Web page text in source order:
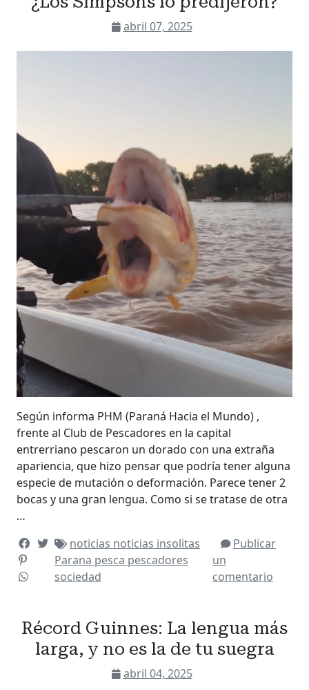
abril 07, 2025
Según informa PHM (Paraná Hacia el Mundo) ,
frente al Club de Pescadores en la capital
entrerriano pescaron un dorado con una extraña
apariencia, que hizo pensar que podría tener alguna
especie de mutación o deformación. Parece tener 2
bocas y una gran lengua. Como si se tratase de otra
…
noticias noticias insolitas
Parana pesca pescadores
sociedad
Publicar
un
comentario
Récord Guinnes: La lengua más
larga, y no es la de tu suegra
abril 04, 2025